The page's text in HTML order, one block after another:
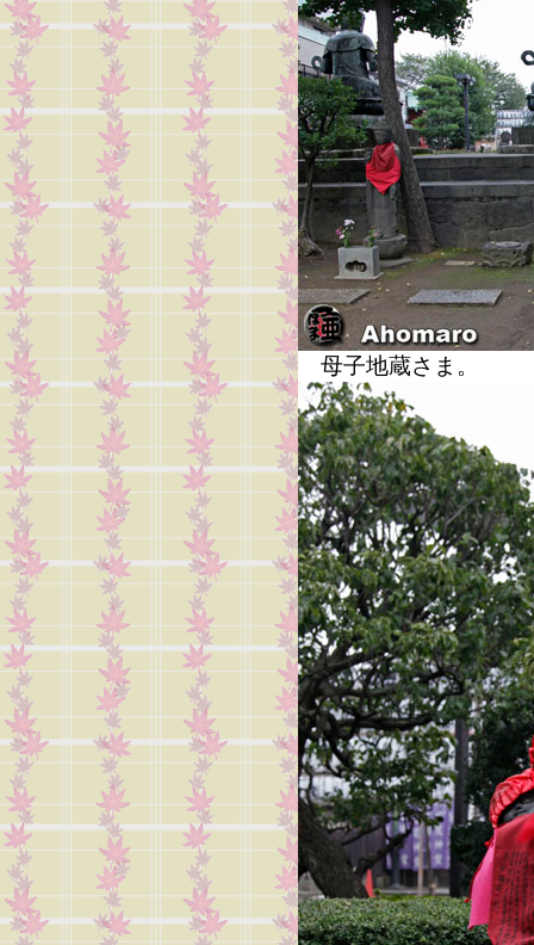
母子地蔵さま。